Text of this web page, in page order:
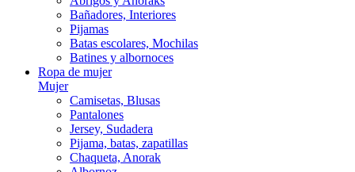
Bañadores, Interiores
Pijamas
Batas escolares, Mochilas
Batines y albornoces
Ropa de mujer
Mujer
Camisetas, Blusas
Pantalones
Jersey, Sudadera
Pijama, batas, zapatillas
Chaqueta, Anorak